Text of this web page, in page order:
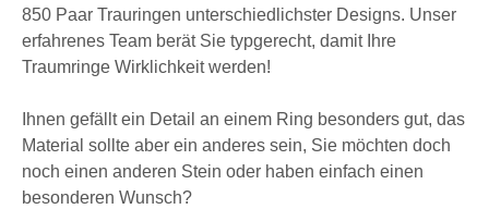
850 Paar Trauringen unterschiedlichster Designs. Unser
erfahrenes Team berät Sie typgerecht, damit Ihre
Traumringe Wirklichkeit werden!
Ihnen gefällt ein Detail an einem Ring besonders gut, das
Material sollte aber ein anderes sein, Sie möchten doch
noch einen anderen Stein oder haben einfach einen
besonderen Wunsch?